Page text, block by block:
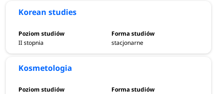
Korean studies
II stopnia stacjonarne
Kosmetologia